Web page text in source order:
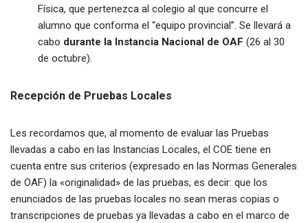
Física, que pertenezca al colegio al que concurre el
alumno que conforma el “equipo provincial”. Se llevará a
cabo durante la Instancia Nacional de OAF (26 al 30
de octubre).
Recepción de Pruebas Locales
Les recordamos que, al momento de evaluar las Pruebas
llevadas a cabo en las Instancias Locales, el COE tiene en
cuenta entre sus criterios (expresado en las Normas Generales
de OAF) la «originalidad» de las pruebas, es decir: que los
enunciados de las pruebas locales no sean meras copias o
transcripciones de pruebas ya llevadas a cabo en el marco de